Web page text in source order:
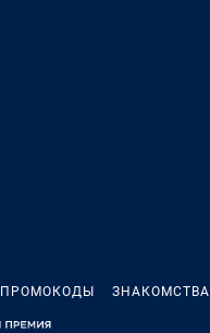
ПРОМОКОДЫ ЗНАКОМСТВА